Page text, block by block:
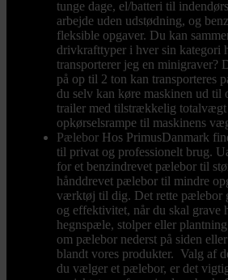
tunge dage, el/batteri til
arbejde uden udstødning, og
fleksible opgaver. Du kan
drivkrafttyper i hver sin kategori
transporterer jeg en minigraver?
på op til 2 ton kan transporteres
du selv kan køre maskinen ud til
trailer med tilstrækkelig totalvægt
opkørselsrampe til maskinens
Pælebor Hos PrimusDanmark
til privat og professionelt brug.
for et benzindrevet pælebor til
hånddrevet pælebor til mindre
værktøj til dig. Det rette pælebor
og effektivitet, når du skal grave
hegnspæle, stolper eller
om pælebor nederst på siden
blandt vores produkter. Valg af
du vælger et pælebor, er det